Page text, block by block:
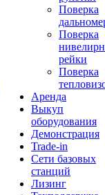
Поверка
Поверка
рейки
Поверка
Аренда
Выкуп
оборудования
Демонстрация
Trade-in
Сети базовых
станций
Лизинг